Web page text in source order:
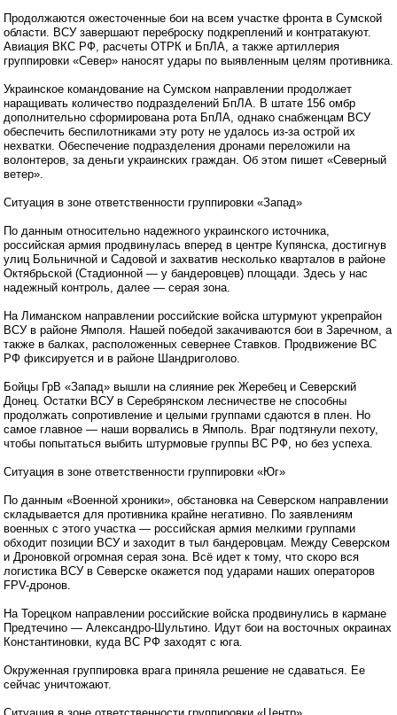
Продолжаются ожесточенные бои на всем участке фронта в Сумской
области. ВСУ завершают переброску подкреплений и контратакуют.
Авиация ВКС РФ, расчеты ОТРК и БпЛА, а также артиллерия
группировки «Север» наносят удары по выявленным целям противника.
Украинское командование на Сумском направлении продолжает
наращивать количество подразделений БпЛА. В штате 156 омбр
дополнительно сформирована рота БпЛА, однако снабженцам ВСУ
обеспечить беспилотниками эту роту не удалось из-за острой их
нехватки. Обеспечение подразделения дронами переложили на
волонтеров, за деньги украинских граждан. Об этом пишет «Северный
ветер».
Ситуация в зоне ответственности группировки «Запад»
По данным относительно надежного украинского источника,
российская армия продвинулась вперед в центре Купянска, достигнув
улиц Больничной и Садовой и захватив несколько кварталов в районе
Октябрьской (Стадионной — у бандеровцев) площади. Здесь у нас
надежный контроль, далее — серая зона.
На Лиманском направлении российские войска штурмуют укрепрайон
ВСУ в районе Ямполя. Нашей победой закачиваются бои в Заречном, а
также в балках, расположенных севернее Ставков. Продвижение ВС
РФ фиксируется и в районе Шандриголово.
Бойцы ГрВ «Запад» вышли на слияние рек Жеребец и Северский
Донец. Остатки ВСУ в Серебрянском лесничестве не способны
продолжать сопротивление и целыми группами сдаются в плен. Но
самое главное — наши ворвались в Ямполь. Враг подтянули пехоту,
чтобы попытаться выбить штурмовые группы ВС РФ, но без успеха.
Ситуация в зоне ответственности группировки «Юг»
По данным «Военной хроники», обстановка на Северском направлении
складывается для противника крайне негативно. По заявлениям
военных с этого участка — российская армия мелкими группами
обходит позиции ВСУ и заходит в тыл бандеровцам. Между Северском
и Дроновкой огромная серая зона. Всё идет к тому, что скоро вся
логистика ВСУ в Северске окажется под ударами наших операторов
FPV-дронов.
На Торецком направлении российские войска продвинулись в кармане
Предтечино — Александро-Шультино. Идут бои на восточных окраинах
Константиновки, куда ВС РФ заходят с юга.
Окруженная группировка врага приняла решение не сдаваться. Ее
сейчас уничтожают.